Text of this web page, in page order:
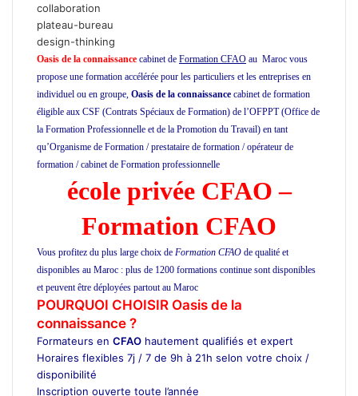
collaboration
plateau-bureau
design-thinking
Oasis de la connaissance cabinet de Formation CFAO au Maroc vous
propose une formation accélérée pour les particuliers et les entreprises en
individuel ou en groupe, Oasis de la connaissance cabinet de formation
éligible aux CSF (Contrats Spéciaux de Formation) de l’OFPPT (Office de
la Formation Professionnelle et de la Promotion du Travail) en tant
qu’Organisme de Formation / prestataire de formation / opérateur de
formation / cabinet de Formation professionnelle
école privée CFAO –
Formation CFAO
Vous profitez du plus large choix de Formation CFAO de qualité et
disponibles au Maroc : plus de 1200 formations continue sont disponibles
et peuvent être déployées partout au Maroc
POURQUOI CHOISIR Oasis de la
connaissance ?
Formateurs en CFAO hautement qualifiés et expert
Horaires flexibles 7j / 7 de 9h à 21h selon votre choix /
disponibilité
Inscription ouverte toute l’année